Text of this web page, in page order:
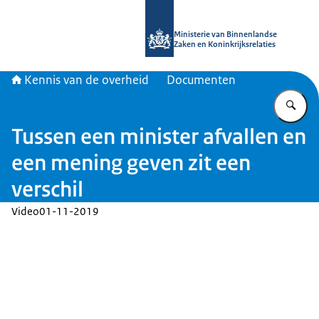
Ministerie van Binnenlandse
Zaken en Koninkrijksrelaties
Kennis van de overheid Documenten
Tussen een minister afvallen en
een mening geven zit een
verschil
Video01-11-2019